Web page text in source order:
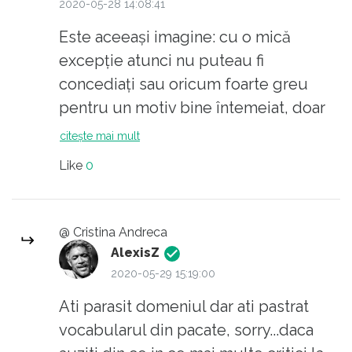
2020-05-28 14:08:41
Este aceeași imagine: cu o mică
excepție atunci nu puteau fi
concediați sau oricum foarte greu
pentru un motiv bine întemeiat, doar
pentru absențe nemotivate, greșeli
tău și-a luat un BMW nou și trebuie să
mai elibereze ceva cashflow
suplimentar.
citește mai mult
Like 0
@ Cristina Andreca
AlexisZ
2020-05-29 15:19:00
Ati parasit domeniul dar ati pastrat
vocabularul din pacate, sorry...daca